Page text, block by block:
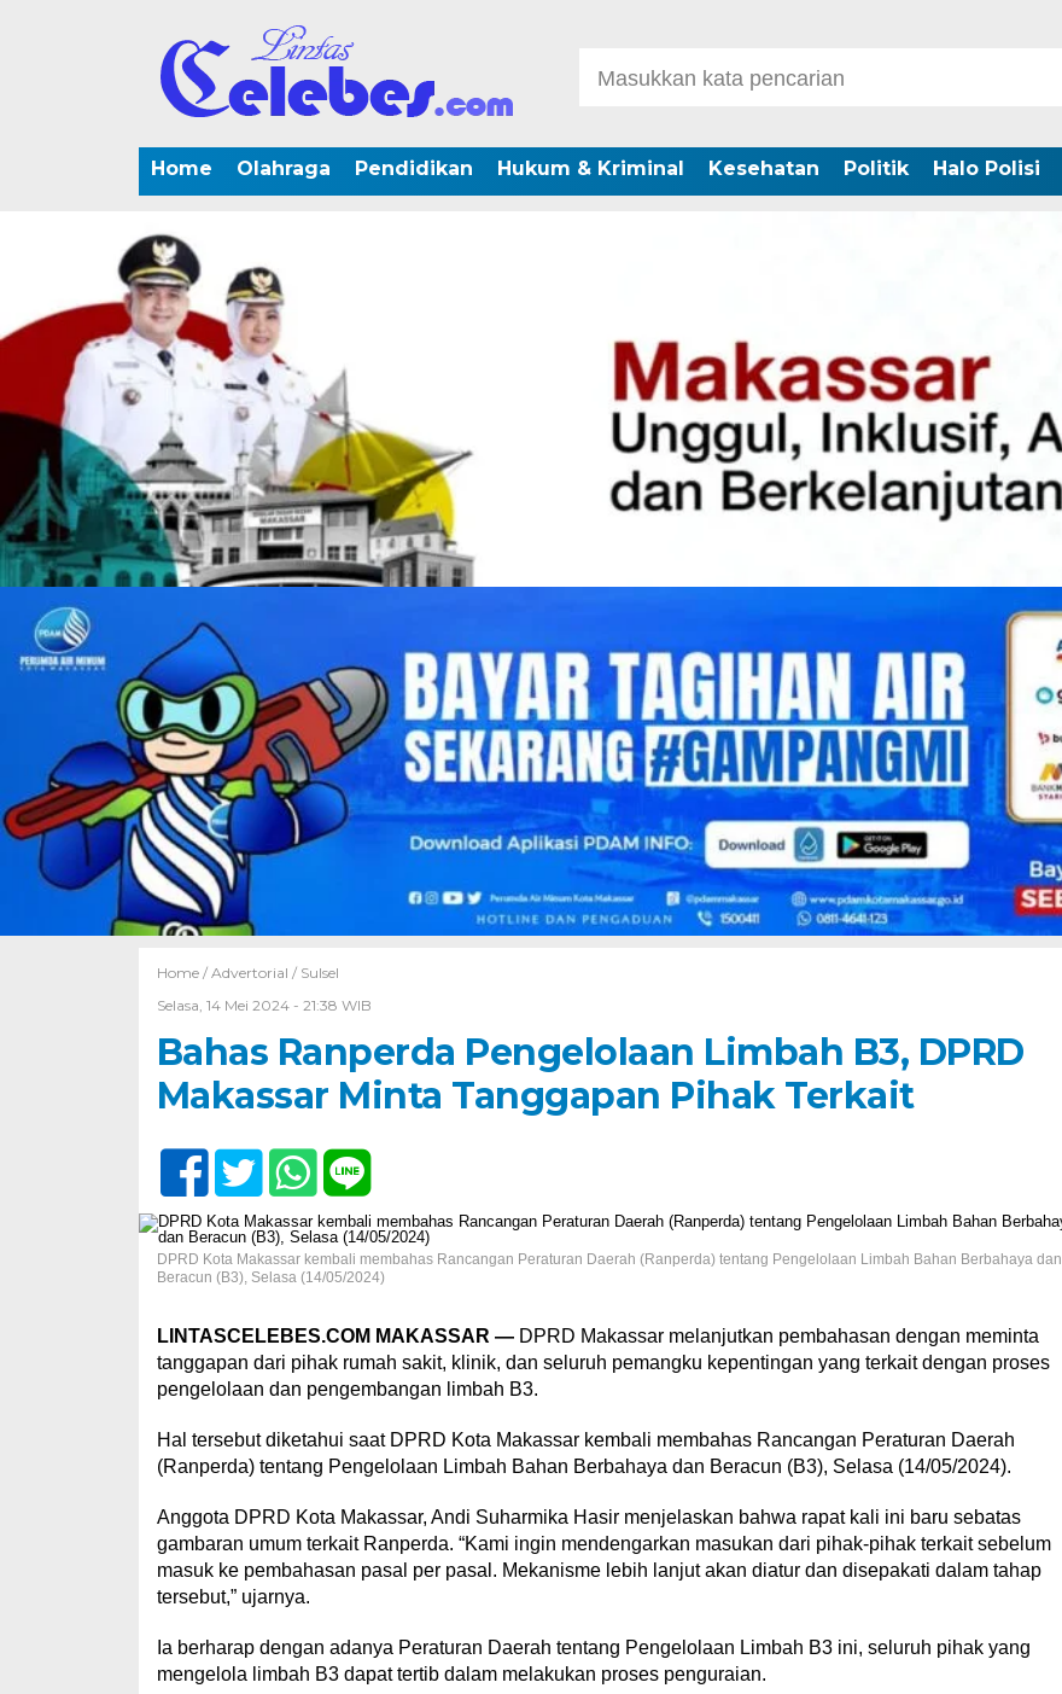
Home Olahraga Pendidikan Hukum & Kriminal Kesehatan Politik Halo Polisi
Home / Advertorial / Sulsel
Selasa, 14 Mei 2024 - 21:38 WIB
Bahas Ranperda Pengelolaan Limbah B3, DPRD
Makassar Minta Tanggapan Pihak Terkait
DPRD Kota Makassar kembali membahas Rancangan Peraturan Daerah (Ranperda) tentang Pengelolaan Limbah Bahan Berbahaya dan
Beracun (B3), Selasa (14/05/2024)
LINTASCELEBES.COM MAKASSAR —DPRD Makassar melanjutkan pembahasan dengan meminta
tanggapan dari pihak rumah sakit, klinik, dan seluruh pemangku kepentingan yang terkait dengan proses
pengelolaan dan pengembangan limbah B3.
Hal tersebut diketahui saat DPRD Kota Makassar kembali membahas Rancangan Peraturan Daerah
(Ranperda) tentang Pengelolaan Limbah Bahan Berbahaya dan Beracun (B3), Selasa (14/05/2024).
Anggota DPRD Kota Makassar, Andi Suharmika Hasir menjelaskan bahwa rapat kali ini baru sebatas
gambaran umum terkait Ranperda. “Kami ingin mendengarkan masukan dari pihak-pihak terkait sebelum
masuk ke pembahasan pasal per pasal. Mekanisme lebih lanjut akan diatur dan disepakati dalam tahap
tersebut,” ujarnya.
Ia berharap dengan adanya Peraturan Daerah tentang Pengelolaan Limbah B3 ini, seluruh pihak yang
mengelola limbah B3 dapat tertib dalam melakukan proses penguraian.